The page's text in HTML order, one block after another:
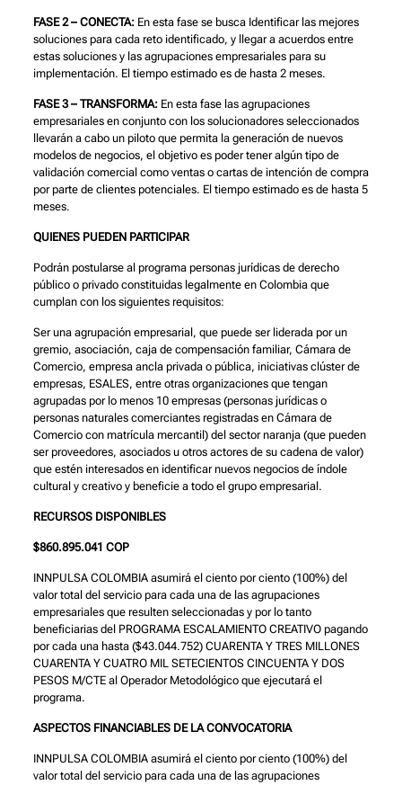
FASE 2 – CONECTA: En esta fase se busca Identificar las mejores
soluciones para cada reto identificado, y llegar a acuerdos entre
estas soluciones y las agrupaciones empresariales para su
implementación. El tiempo estimado es de hasta 2 meses.
FASE 3 – TRANSFORMA:En esta fase las agrupaciones
empresariales en conjunto con los solucionadores seleccionados
llevarán a cabo un piloto que permita la generación de nuevos
modelos de negocios, el objetivo es poder tener algún tipo de
validación comercial como ventas o cartas de intención de compra
por parte de clientes potenciales. El tiempo estimado es de hasta 5
meses.
QUIENES PUEDEN PARTICIPAR
Podrán postularse al programa personas jurídicas de derecho
público o privado constituidas legalmente en Colombia que
cumplan con los siguientes requisitos:
Ser una agrupación empresarial, que puede ser liderada por un
gremio, asociación, caja de compensación familiar, Cámara de
Comercio, empresa ancla privada o pública, iniciativas clúster de
empresas, ESALES, entre otras organizaciones que tengan
agrupadas por lo menos 10 empresas (personas jurídicas o
personas naturales comerciantes registradas en Cámara de
Comercio con matrícula mercantil) del sector naranja (que pueden
ser proveedores, asociados u otros actores de su cadena de valor)
que estén interesados en identificar nuevos negocios de índole
cultural y creativo y beneficie a todo el grupo empresarial.
RECURSOS DISPONIBLES
$860.895.041 COP
INNPULSA COLOMBIA asumirá el ciento por ciento (100%) del
valor total del servicio para cada una de las agrupaciones
empresariales que resulten seleccionadas y por lo tanto
beneficiarias del PROGRAMA ESCALAMIENTO CREATIVO pagando
por cada una hasta ($43.044.752) CUARENTA Y TRES MILLONES
CUARENTA Y CUATRO MIL SETECIENTOS CINCUENTA Y DOS
PESOS M/CTE al Operador Metodológico que ejecutará el
programa.
ASPECTOS FINANCIABLES DE LA CONVOCATORIA
INNPULSA COLOMBIA asumirá el ciento por ciento (100%) del
valor total del servicio para cada una de las agrupaciones